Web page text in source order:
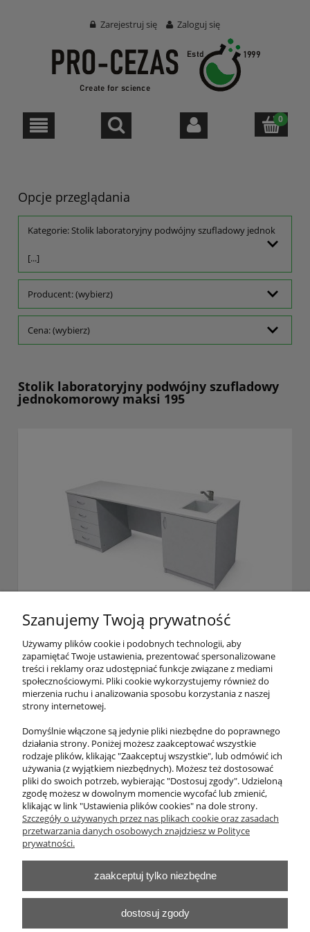
Zarejestruj się Zaloguj się
Opcje przeglądania
Kategorie: Stolik laboratoryjny podwójny szufladowy jednok
[...]
Producent: (wybierz)
Cena: (wybierz)
Stolik laboratoryjny podwójny szufladowy
jednokomorowy maksi 195
Stolik laboratoryjny podwójny szufladowy
jednokomorowy maksi 195
5 535,00 zł
zawiera 23% VAT, bez kosztów dostawy
do koszyka
O nas
Pomoc
Moje konto
Szanujemy Twoją prywatność
Używamy plików cookie i podobnych technologii, aby
zapamiętać Twoje ustawienia, prezentować spersonalizowane
treści i reklamy oraz udostępniać funkcje związane z mediami
społecznościowymi. Pliki cookie wykorzystujemy również do
mierzenia ruchu i analizowania sposobu korzystania z naszej
strony internetowej.
Domyślnie włączone są jedynie pliki niezbędne do poprawnego
działania strony. Poniżej możesz zaakceptować wszystkie
rodzaje plików, klikając "Zaakceptuj wszystkie", lub odmówić ich
używania (z wyjątkiem niezbędnych). Możesz też dostosować
pliki do swoich potrzeb, wybierając "Dostosuj zgody". Udzieloną
zgodę możesz w dowolnym momencie wycofać lub zmienić,
klikając w link "Ustawienia plików cookies" na dole strony.
Szczegóły o używanych przez nas plikach cookie oraz zasadach
przetwarzania danych osobowych znajdziesz w Polityce
prywatności.
zaakceptuj tylko niezbędne
dostosuj zgody